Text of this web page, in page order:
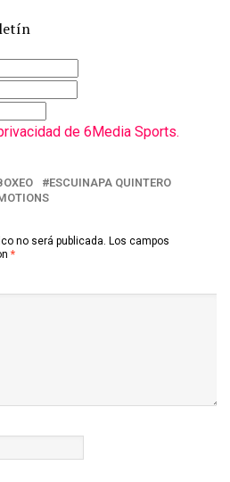
de 6Media Sports.
ESCUINAPA QUINTERO
no será publicada. Los campos
*